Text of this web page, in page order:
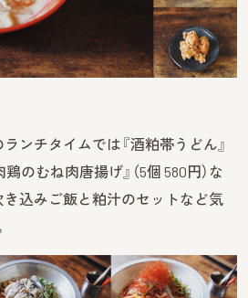
ンチタイムでは『酒粕帯うどん』
鶏のむね肉唐揚げ』（5個 580円）な
き込みご飯と粕汁のセットなど気